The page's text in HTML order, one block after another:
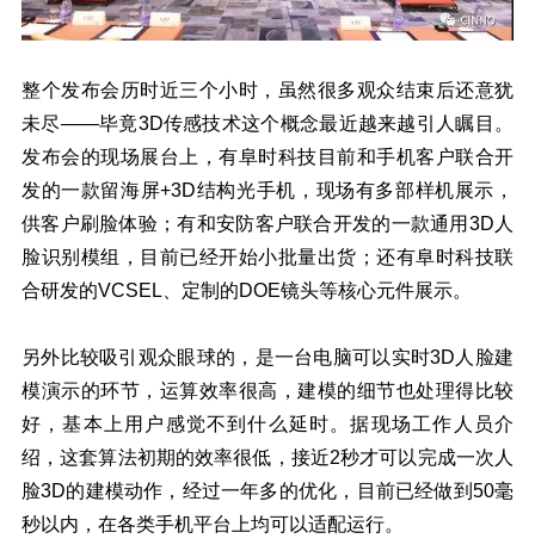
整个发布会历时近三个小时，虽然很多观众结束后还意犹
未尽——毕竟3D传感技术这个概念最近越来越引人瞩目。
发布会的现场展台上，有阜时科技目前和手机客户联合开
发的一款留海屏+3D结构光手机，现场有多部样机展示，
供客户刷脸体验；有和安防客户联合开发的一款通用3D人
脸识别模组，目前已经开始小批量出货；还有阜时科技联
合研发的VCSEL、定制的DOE镜头等核心元件展示。
另外比较吸引观众眼球的，是一台电脑可以实时3D人脸建
模演示的环节，运算效率很高，建模的细节也处理得比较
好，基本上用户感觉不到什么延时。据现场工作人员介
绍，这套算法初期的效率很低，接近2秒才可以完成一次人
脸3D的建模动作，经过一年多的优化，目前已经做到50毫
秒以内，在各类手机平台上均可以适配运行。